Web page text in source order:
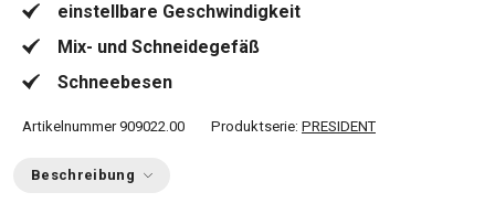
einstellbare Geschwindigkeit
Mix- und Schneidegefäß
Schneebesen
Artikelnummer 909022.00 Produktserie: PRESIDENT
Beschreibung